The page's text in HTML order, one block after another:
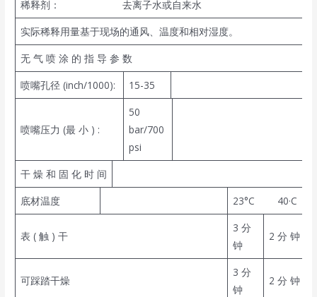
稀释剂： 去离子水或自来水
实际稀释用量基于现场的通风、温度和相对湿度。
无 气 喷 涂 的 指 导 参 数
喷嘴孔径 (inch/1000):
15-35
喷嘴压力 (最 小 ) :
50
bar/700
psi
干 燥 和 固 化 时 间
底材温度
23°C 40·C
表 ( 触 ) 干
3 分
钟
2 分 钟
可踩踏干燥
3 分
钟
2 分 钟